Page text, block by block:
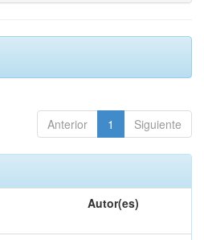
Anterior 1 Siguiente
Autor(es)